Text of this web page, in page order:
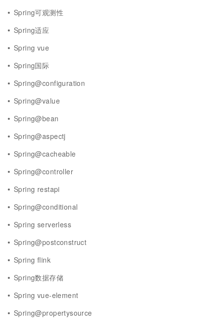
Spring可观测性
Spring适应
Spring vue
Spring国际
Spring@configuration
Spring@value
Spring@bean
Spring@aspectj
Spring@cacheable
Spring@controller
Spring restapi
Spring@conditional
Spring serverless
Spring@postconstruct
Spring flink
Spring数据存储
Spring vue-element
Spring@propertysource